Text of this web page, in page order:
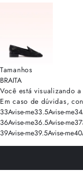
Tamanhos
BRAITA
Você está visualizando
Em caso de dúvidas,
33Avise-me33.5Avise-me34
36Avise-me36.5Avise-me37
39Avise-me39.5Avise-me40